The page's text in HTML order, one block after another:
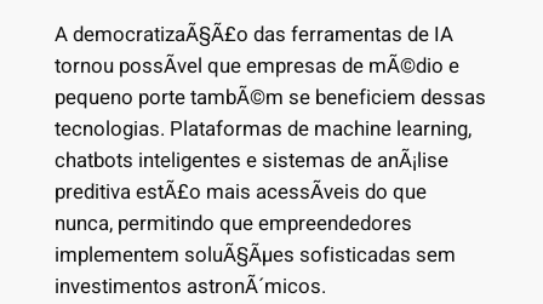
A democratizaÃ§Ã£o das ferramentas de IA
tornou possÃ­vel que empresas de mÃ©dio e
pequeno porte tambÃ©m se beneficiem dessas
tecnologias. Plataformas de machine learning,
chatbots inteligentes e sistemas de anÃ¡lise
preditiva estÃ£o mais acessÃ­veis do que
nunca, permitindo que empreendedores
implementem soluÃ§Ãµes sofisticadas sem
investimentos astronÃ´micos.